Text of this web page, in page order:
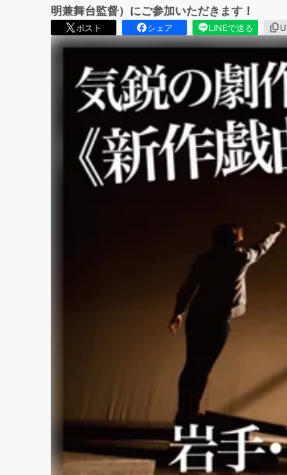
明兼舞台監督）にご参加いただきます！
ポスト シェア LINEで送る